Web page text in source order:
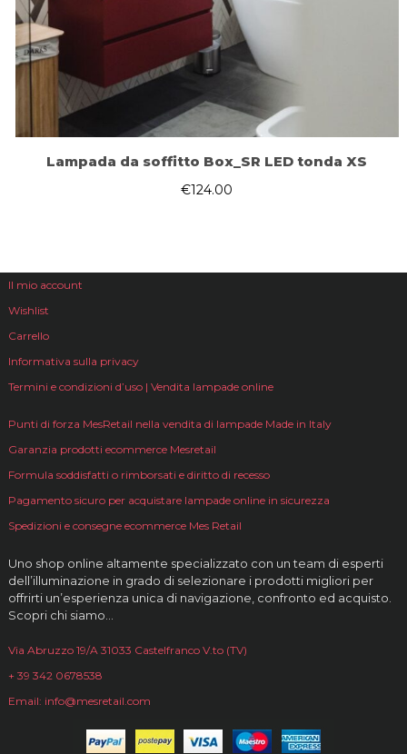
Lampada da soffitto Box_SR LED tonda XS
€124.00
Il mio account
Wishlist
Carrello
Informativa sulla privacy
Termini e condizioni d’uso | Vendita lampade online
Punti di forza MesRetail nella vendita di lampade Made in Italy
Garanzia prodotti ecommerce Mesretail
Formula soddisfatti o rimborsati e diritto di recesso
Pagamento sicuro per acquistare lampade online in sicurezza
Spedizioni e consegne ecommerce Mes Retail
Uno shop online altamente specializzato con un team di esperti
dell’illuminazione in grado di selezionare i prodotti migliori per
offrirti un’esperienza unica di navigazione, confronto ed acquisto.
Scopri chi siamo…
Via Abruzzo 19/A 31033 Castelfranco V.to (TV)
+ 39 342 0678538
Email: info@mesretail.com